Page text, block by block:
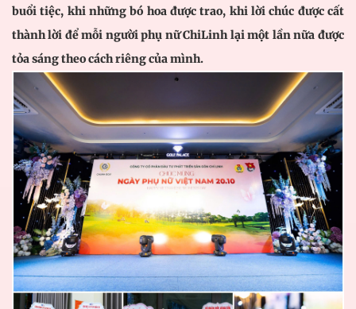
buổi tiệc, khi những bó hoa được trao, khi lời chúc được cất
thành lời để mỗi người phụ nữ ChiLinh lại một lần nữa được
tỏa sáng theo cách riêng của mình.